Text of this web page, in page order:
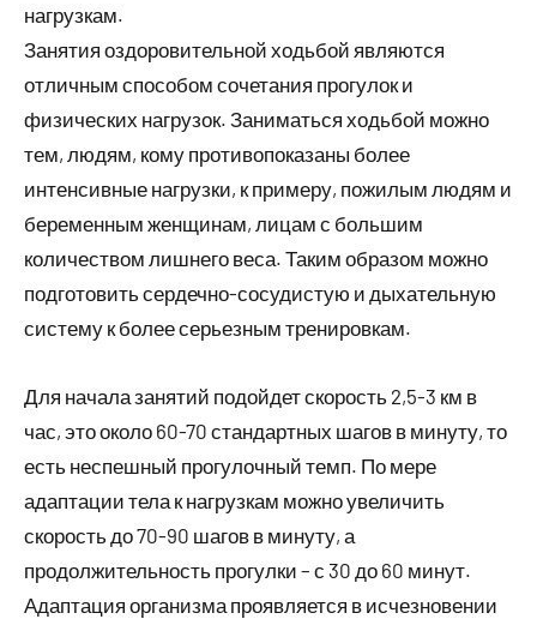
нагрузкам.
Занятия оздоровительной ходьбой являются
отличным способом сочетания прогулок и
физических нагрузок. Заниматься ходьбой можно
тем, людям, кому противопоказаны более
интенсивные нагрузки, к примеру, пожилым людям и
беременным женщинам, лицам с большим
количеством лишнего веса. Таким образом можно
подготовить сердечно-сосудистую и дыхательную
систему к более серьезным тренировкам.
Для начала занятий подойдет скорость 2,5-3 км в
час, это около 60-70 стандартных шагов в минуту, то
есть неспешный прогулочный темп. По мере
адаптации тела к нагрузкам можно увеличить
скорость до 70-90 шагов в минуту, а
продолжительность прогулки – с 30 до 60 минут.
Адаптация организма проявляется в исчезновении